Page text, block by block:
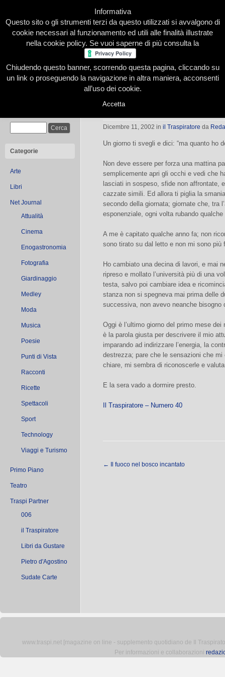
Home Presentazione Redazione Le nostre firme
Categorie
Arte
Libri
Net Journal
Attualità
Cinema
Enogastronomia
Fotografia
Giardinaggio
Medley
Moda
Musica
Poesie
Punti di Vista
Racconti
Ricette
Spettacoli
Sport
Technology
Viaggi e Turismo
Primo Piano
Teatro
Traspi Partner
006
il Traspiratore
Libri da Gustare
Pietro d'Agostino
Sudate Carte
Io vado a letto presto
Dicembre 11, 2002 in il Traspiratore da
Un giorno ti svegli e dici: “ma quanto ho
Non deve essere per forza una mattina
semplicemente apri gli occhi e vedi che
lasciati in sospeso, sfide non affrontate,
cazzate simili. Ed allora ti piglia la
secondo della giornata; giornate che, tra
esponenziale, ogni volta rubando
A me è capitato qualche anno fa; non
sono tirato su dal letto e non mi sono più
Ho cambiato una decina di lavori, e mai
ripreso e mollato l’università più di una
testa, salvo poi cambiare idea e
stanza non si spegneva mai prima delle
successiva, non avevo neanche bisogno
Oggi è l’ultimo giorno del primo mese
è la parola giusta per descrivere il mio
imparando ad indirizzare l’energia, la
destrezza; pare che le sensazioni che
chiare, mi sembra di riconoscerle e
E la sera vado a dormire presto.
Il Traspiratore – Numero 40
← Il fuoco nel bosco incantato
www.traspi.net [magazine on line - supplemento quotidiano de Il
Per informazioni e collaborazioni
Informativa
Questo sito o gli strumenti terzi da questo utilizzati si avvalgono di
cookie necessari al funzionamento ed utili alle finalità illustrate
nella cookie policy. Se vuoi saperne di più consulta la
Chiudendo questo banner, scorrendo questa pagina, cliccando su
un link o proseguendo la navigazione in altra maniera, acconsenti
all’uso dei cookie.
Accetta